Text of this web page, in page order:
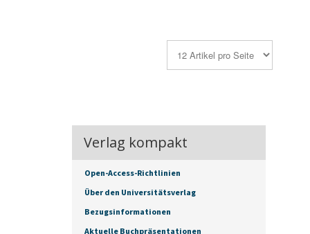
Verlag kompakt
Open-Access-Richtlinien
Über den Universitätsverlag
Bezugsinformationen
Aktuelle Buchpräsentationen